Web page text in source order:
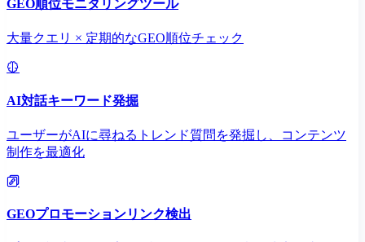
GEO順位モニタリングツール
大量クエリ × 定期的なGEO順位チェック
AI対話キーワード発掘
ユーザーがAIに尋ねるトレンド質問を発掘し、コンテンツ
制作を最適化
GEOプロモーションリンク検出